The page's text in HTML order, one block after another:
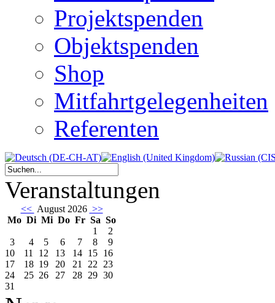
Projektspenden
Objektspenden
Shop
Mitfahrtgelegenheiten
Referenten
Veranstaltungen
<< August 2026 >>
Mo Di Mi Do Fr Sa So
1
2
3
4 5 6 7 8
9
10
11 12 13 14 15 16
17
18 19 20 21 22 23
24
25 26 27 28 29 30
31